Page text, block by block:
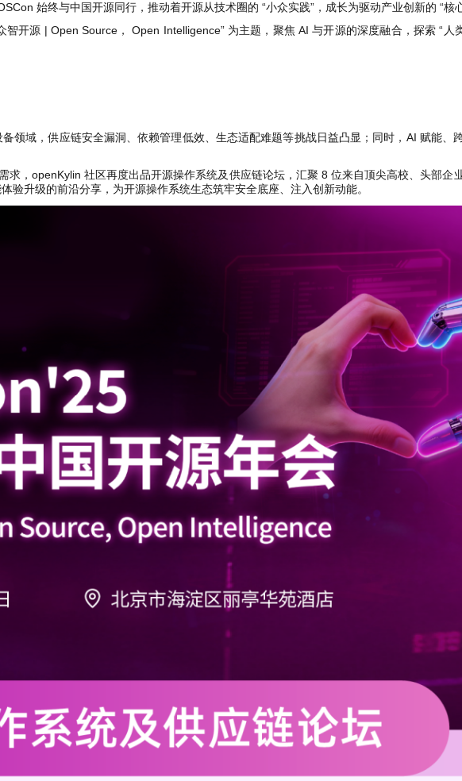
始终与中国开源同行，推动着开源从技术圈的 “小众实践”，成长为驱动产业创新的 “核心
开源 | Open Source， Open Intelligence” 为主题，聚焦 AI 与开源的深度融合，探索 “人
领域，供应链安全漏洞、依赖管理低效、生态适配难题等挑战日益凸显；同时，AI 赋能、
求，openKylin 社区再度出品开源操作系统及供应链论坛，汇聚 8 位来自顶尖高校、头部企
验升级的前沿分享，为开源操作系统生态筑牢安全底座、注入创新动能。